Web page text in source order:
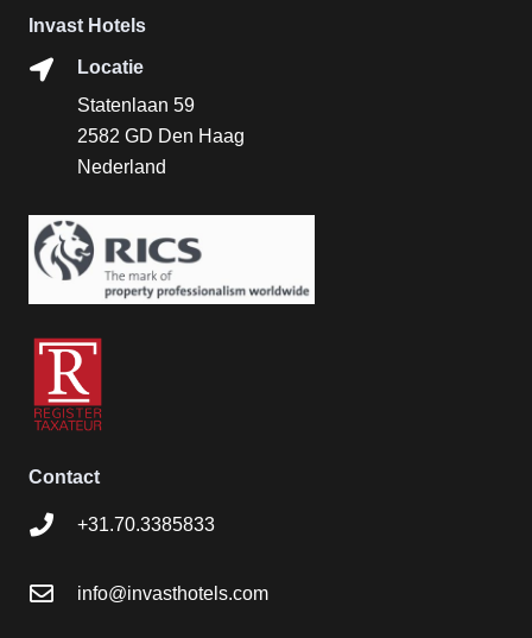
Invast Hotels
Locatie
Statenlaan 59
2582 GD Den Haag
Nederland
Contact
+31.70.3385833
info@invasthotels.com